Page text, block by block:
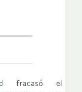
fracasó el